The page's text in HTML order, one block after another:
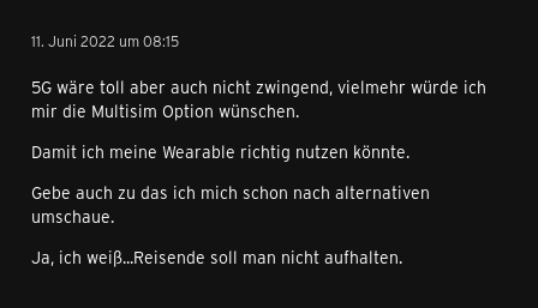
11. Juni 2022 um 08:15
5G wäre toll aber auch nicht zwingend, vielmehr würde ich
mir die Multisim Option wünschen.
Damit ich meine Wearable richtig nutzen könnte.
Gebe auch zu das ich mich schon nach alternativen
umschaue.
Ja, ich weiß...Reisende soll man nicht aufhalten.